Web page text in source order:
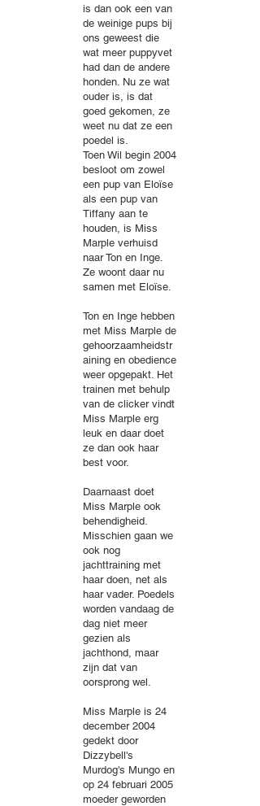
is dan ook een van
de weinige pups bij
ons geweest die
wat meer puppyvet
had dan de andere
honden. Nu ze wat
ouder is, is dat
goed gekomen, ze
weet nu dat ze een
poedel is.
Toen Wil begin 2004
besloot om zowel
een pup van Eloïse
als een pup van
Tiffany aan te
houden, is Miss
Marple verhuisd
naar Ton en Inge.
Ze woont daar nu
samen met Eloïse.
Ton en Inge hebben
met Miss Marple de
gehoorzaamheidstr
aining en obedience
weer opgepakt. Het
trainen met behulp
van de clicker vindt
Miss Marple erg
leuk en daar doet
ze dan ook haar
best voor.
Daarnaast doet
Miss Marple ook
behendigheid.
Misschien gaan we
ook nog
jachttraining met
haar doen, net als
haar vader. Poedels
worden vandaag de
dag niet meer
gezien als
jachthond, maar
zijn dat van
oorsprong wel.
Miss Marple is 24
december 2004
gedekt door
Dizzybell's
Murdog's Mungo en
op 24 februari 2005
moeder geworden